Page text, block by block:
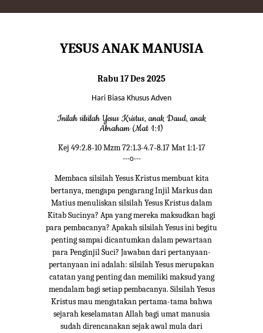
YESUS ANAK MANUSIA
Rabu 17 Des 2025
Hari Biasa Khusus Adven
Inilah silsilah Yesus Kristus, anak Daud, anak
Abraham (Mat 1:1)
Kej 49:2.8-10 Mzm 72:1.3-4.7-8.17 Mat 1:1-17
---o---
Membaca silsilah Yesus Kristus membuat kita
bertanya, mengapa pengarang Injil Markus dan
Matius menuliskan silsilah Yesus Kristus dalam
Kitab Sucinya? Apa yang mereka maksudkan bagi
para pembacanya? Apakah silsilah Yesus ini begitu
penting sampai dicantumkan dalam pewartaan
para Penginjil Suci? Jawaban dari pertanyaan-
pertanyaan ini adalah: silsilah Yesus merupakan
catatan yang penting dan memiliki maksud yang
mendalam bagi setiap pembacanya. Silsilah Yesus
Kristus mau mengatakan pertama-tama bahwa
sejarah keselamatan Allah bagi umat manusia
sudah direncanakan sejak awal mula dari